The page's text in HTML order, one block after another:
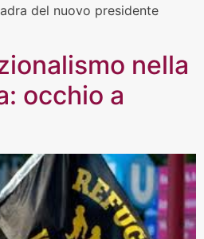
del nuovo presidente
nella
occhio a